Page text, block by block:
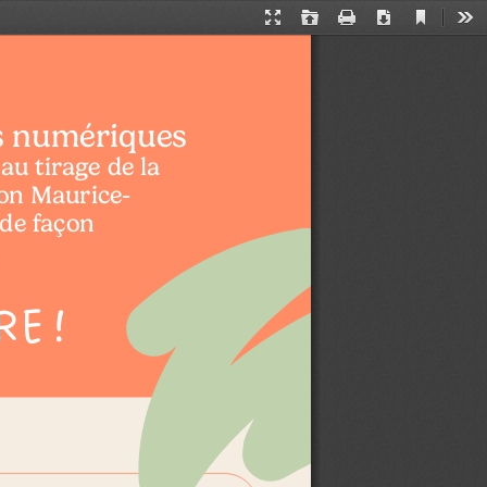
Presentation
Open Print Download
Current
numériques
tirage de la
Maurice-
façon
!